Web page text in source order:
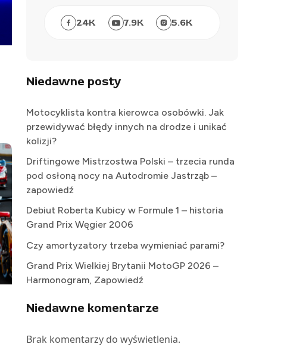
24K 7.9K 5.6K
Niedawne posty
Motocyklista kontra kierowca osobówki. Jak
przewidywać błędy innych na drodze i unikać
kolizji?
Driftingowe Mistrzostwa Polski – trzecia runda
pod osłoną nocy na Autodromie Jastrząb –
zapowiedź
Debiut Roberta Kubicy w Formule 1 – historia
Grand Prix Węgier 2006
Czy amortyzatory trzeba wymieniać parami?
Grand Prix Wielkiej Brytanii MotoGP 2026 –
Harmonogram, Zapowiedź
Niedawne komentarze
Brak komentarzy do wyświetlenia.